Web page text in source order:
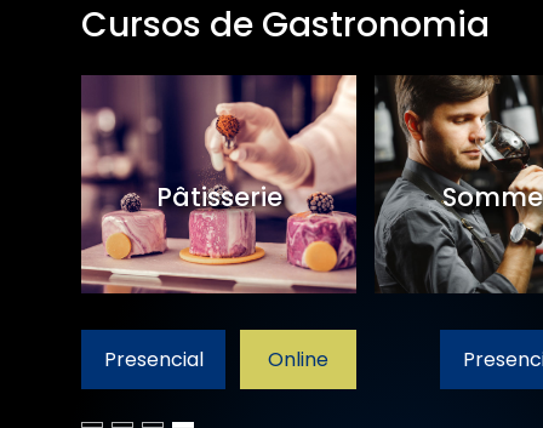
Cursos de Gastronomia
Pâtisserie
Presencial Online